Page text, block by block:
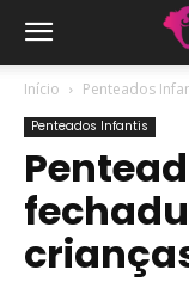
Início Penteados
Penteados Infantis